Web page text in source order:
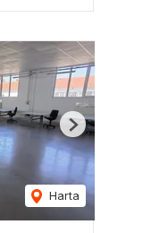
Harta
Next